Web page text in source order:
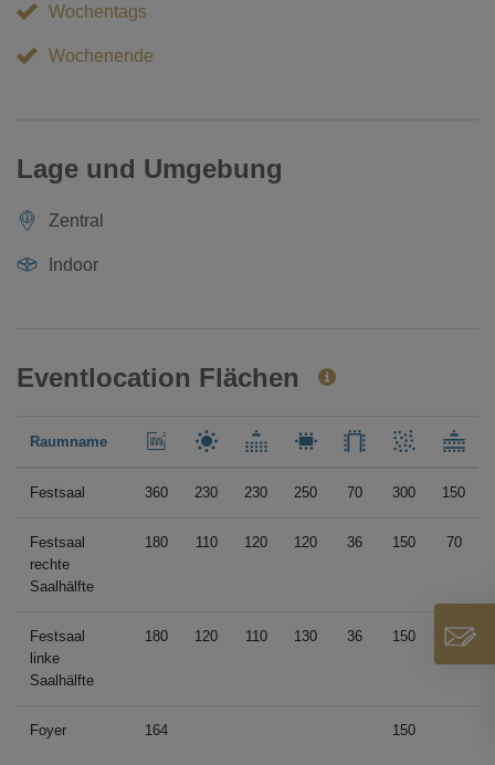
Wochentags
Wochenende
Lage und Umgebung
Zentral
Indoor
Eventlocation Flächen
Raumname
Festsaal 360 230 230 250 70 300 150
Festsaal
rechte
Saalhälfte
180 110 120 120 36 150 70
Festsaal
linke
Saalhälfte
180 120 110 130 36 150 70
Foyer 164 150